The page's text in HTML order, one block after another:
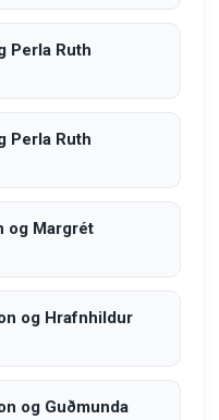
Perla Ruth
Perla Ruth
og Margrét
og Hrafnhildur
og Guðmunda